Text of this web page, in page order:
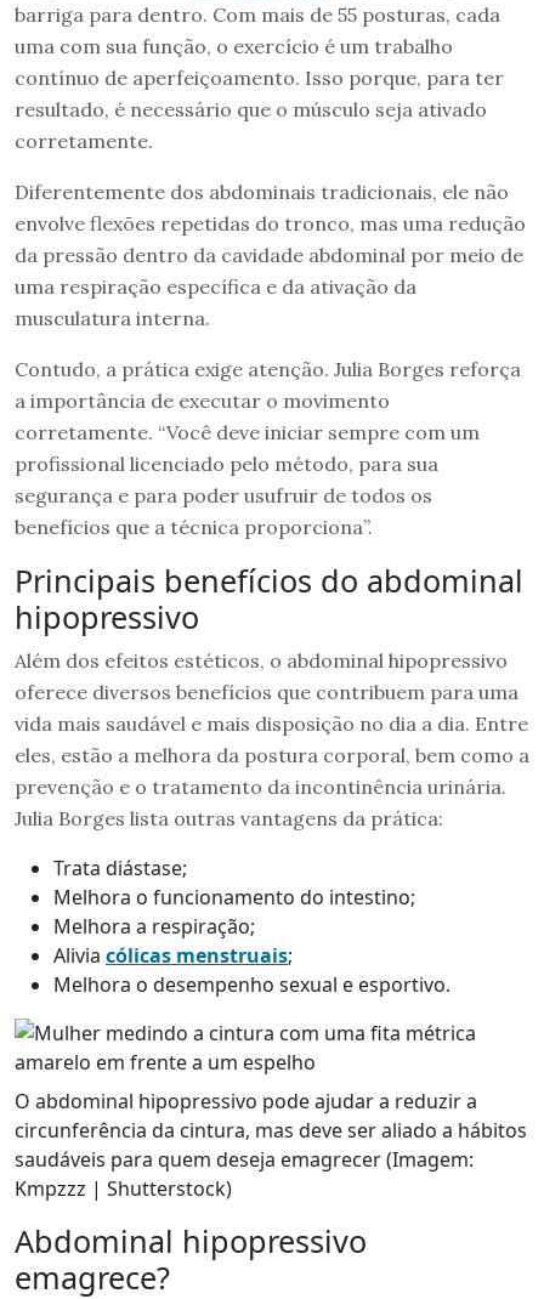
barriga para dentro. Com mais de 55 posturas, cada
uma com sua função, o exercício é um trabalho
contínuo de aperfeiçoamento. Isso porque, para ter
resultado, é necessário que o músculo seja ativado
corretamente.
Diferentemente dos abdominais tradicionais, ele não
envolve flexões repetidas do tronco, mas uma redução
da pressão dentro da cavidade abdominal por meio de
uma respiração específica e da ativação da
musculatura interna.
Contudo, a prática exige atenção. Julia Borges reforça
a importância de executar o movimento
corretamente. “Você deve iniciar sempre com um
profissional licenciado pelo método, para sua
segurança e para poder usufruir de todos os
benefícios que a técnica proporciona”.
Principais benefícios do abdominal
hipopressivo
Além dos efeitos estéticos, o abdominal hipopressivo
oferece diversos benefícios que contribuem para uma
vida mais saudável e mais disposição no dia a dia. Entre
eles, estão a melhora da postura corporal, bem como a
prevenção e o tratamento da incontinência urinária.
Julia Borges lista outras vantagens da prática:
Trata diástase;
Melhora o funcionamento do intestino;
Melhora a respiração;
Alivia cólicas menstruais;
Melhora o desempenho sexual e esportivo.
O abdominal hipopressivo pode ajudar a reduzir a
circunferência da cintura, mas deve ser aliado a hábitos
saudáveis para quem deseja emagrecer (Imagem:
Kmpzzz | Shutterstock)
Abdominal hipopressivo
emagrece?